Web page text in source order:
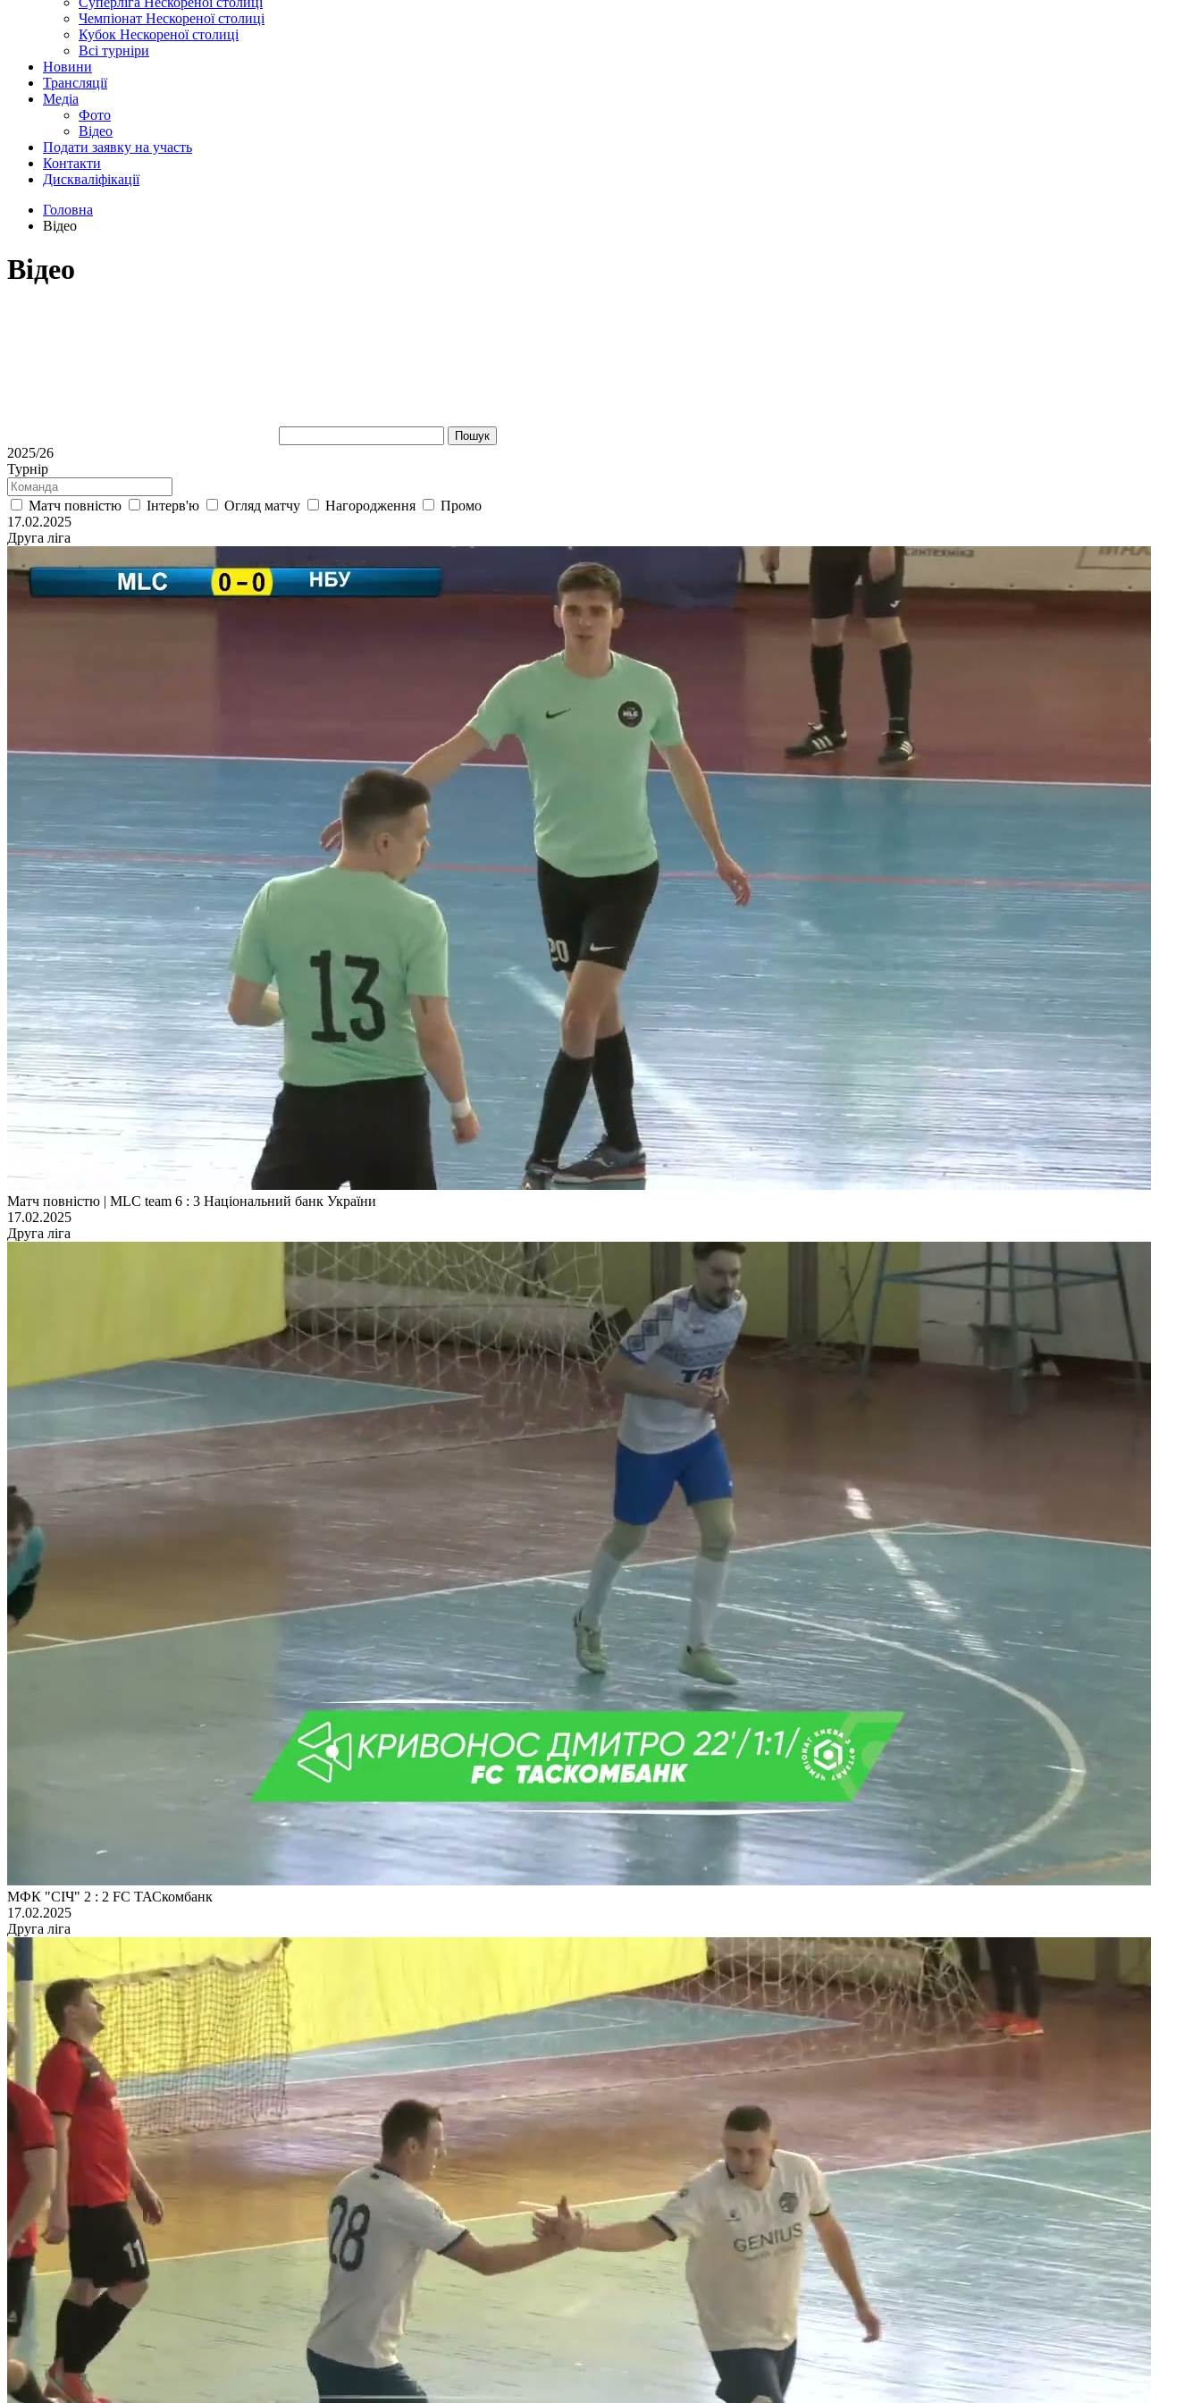
Чемпіонат Нескореної столиці
Кубок Нескореної столиці
Всі турніри
Новини
Трансляції
Медіа
Фото
Відео
Подати заявку на участь
Контакти
Дискваліфікації
Головна
Відео
Відео
Пошук
2025/26
Турнір
Матч повністю Інтерв'ю Огляд матчу Нагородження
Промо
17.02.2025
Друга ліга
Матч повністю | MLC team 6 : 3 Національний банк України
17.02.2025
Друга ліга
МФК "СІЧ" 2 : 2 FC ТАСкомбанк
17.02.2025
Друга ліга